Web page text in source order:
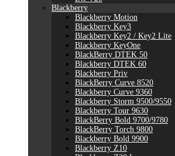
Blackberry
Blackberry Motion
Blackberry Key3
Blackberry Key2 / Key2 Lite
Blackberry KeyOne
BlackBerry DTEK 50
Blackberry DTEK 60
Blackberry Priv
BlackBerry Curve 8520
Blackberry Curve 9360
Blackberry Storm 9500/9550
Blackberry Tour 9630
BlackBerry Bold 9700/9780
BlackBerry Torch 9800
Blackberry Bold 9900
Blackberry Z10